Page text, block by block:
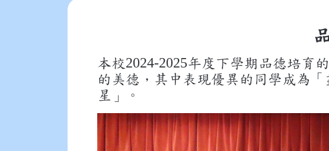
本校2024-2025年度下學期品德培育
的美德，其中表現優異的同學成為
星」。